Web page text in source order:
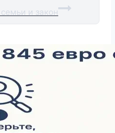
и закон